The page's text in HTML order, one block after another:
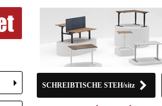
SCHREIBTISCHE STEH/sitz
+